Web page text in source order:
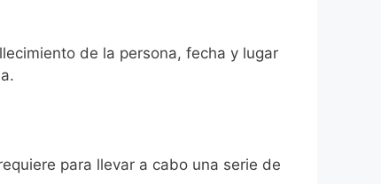
de la persona, fecha y lugar
para llevar a cabo una serie de